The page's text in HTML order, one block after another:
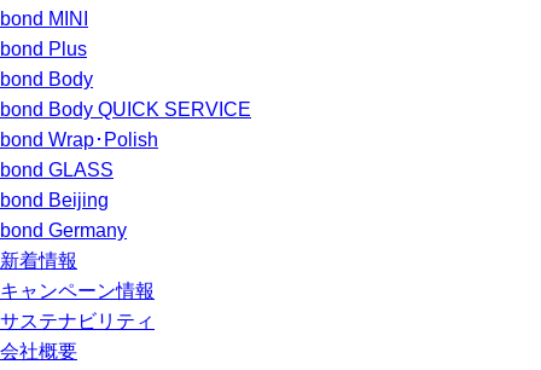
bond MINI
bond Plus
bond Body
bond Body QUICK SERVICE
bond Wrap･Polish
bond GLASS
bond Beijing
bond Germany
新着情報
キャンペーン情報
サステナビリティ
会社概要